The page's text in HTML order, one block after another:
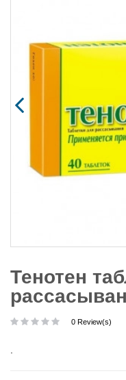
Тенотен
0 Review(s)